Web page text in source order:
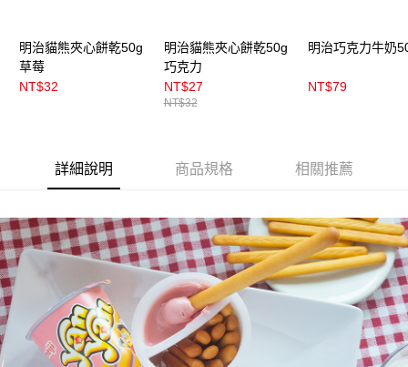
每筆NT$300，滿NT$3,000(含以上)免運費
付款後門市自取
每筆NT$100，滿NT$399(含以上)免運費
明治貓熊夾心餅乾50g
草莓
NT$32
明治貓熊夾心餅乾50g
巧克力
NT$27
NT$32
明治巧克力牛奶
NT$79
詳細說明 商品規格 相關推薦